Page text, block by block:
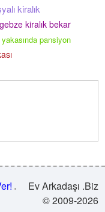
kiralık
gebze kiralık bekar
yakasında pansiyon
Ev Arkadaşı .Biz
© 2009-2026